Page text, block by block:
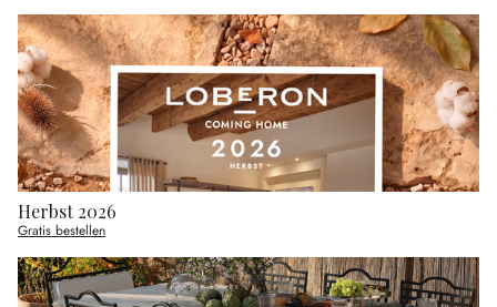
Herbst 2026
Gratis bestellen